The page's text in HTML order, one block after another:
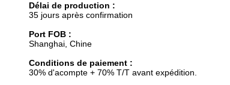
Délai de production :
35 jours après confirmation
Port FOB :
Shanghai, Chine
Conditions de paiement :
30% d'acompte + 70% T/T avant expédition.